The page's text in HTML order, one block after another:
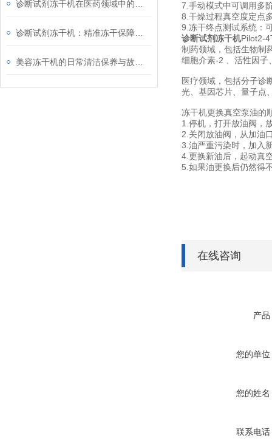
7.手动模式中可调用多
8.干燥过程真空度定点
9.冻干终点测试系统：
诊断试剂冻干机Pilot2-
制药领域，包括生物制
细胞介素-2 、活性因子
医疗领域，包括分子诊
光、基因芯片、量子点
冻干机更换真空泵油的
1.停机，打开放油阀，
2.关闭放油阀，从加油
3.油严重污染时，加入
4.更换新油后，起动真
5.如果油更换后仍然得
在线咨询
产品
您的单位
您的姓名
联系电话